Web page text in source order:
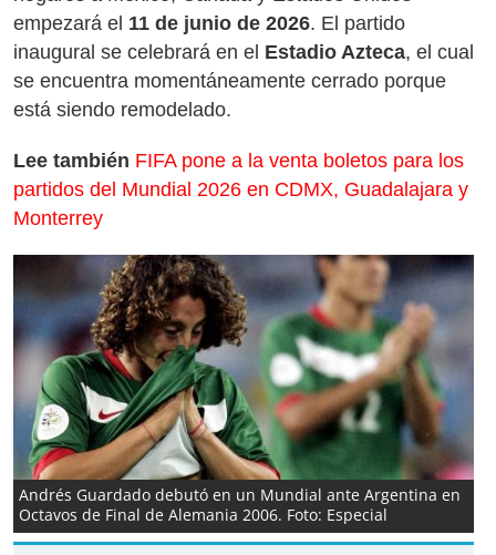
empezará el 11 de junio de 2026. El partido
inaugural se celebrará en el Estadio Azteca, el cual
se encuentra momentáneamente cerrado porque
está siendo remodelado.
Lee también FIFA pone a la venta boletos para los
partidos del Mundial 2026 en CDMX, Guadalajara y
Monterrey
Andrés Guardado debutó en un Mundial ante Argentina en
Octavos de Final de Alemania 2006. Foto: Especial